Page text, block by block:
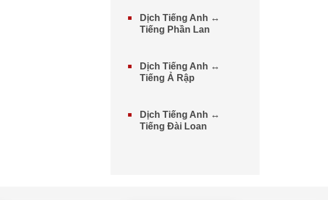
Dịch Tiếng Anh ↔
Tiếng Phần Lan
Dịch Tiếng Anh ↔
Tiếng Ả Rập
Dịch Tiếng Anh ↔
Tiếng Đài Loan